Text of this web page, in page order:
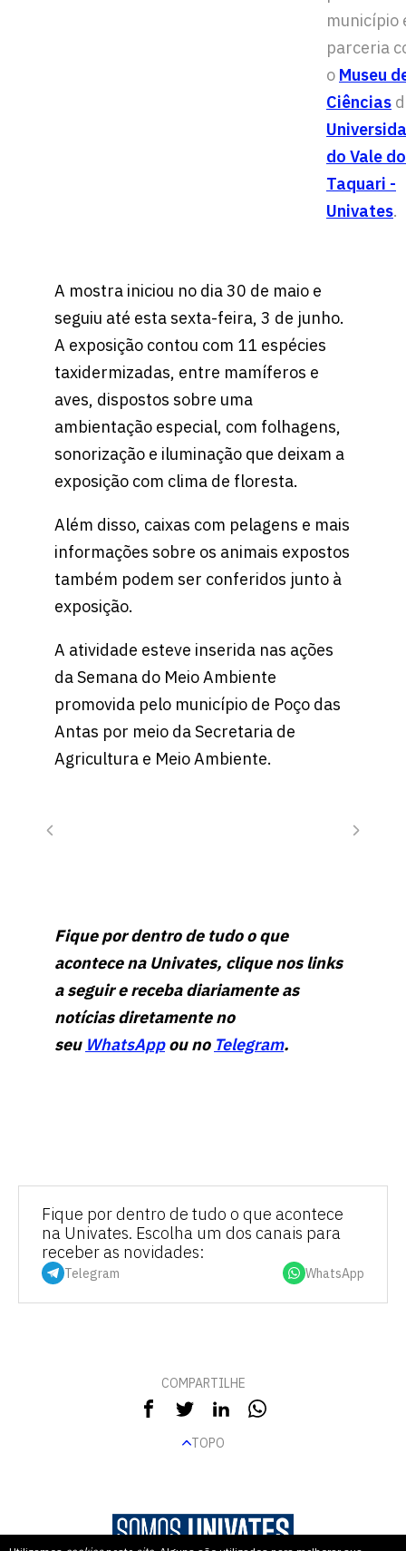
município
parceria
o Museu
Ciências
do Vale do
Taquari -
Univates.
A mostra iniciou no dia 30 de maio e
seguiu até esta sexta-feira, 3 de junho.
A exposição contou com 11 espécies
taxidermizadas, entre mamíferos e
aves, dispostos sobre uma
ambientação especial, com folhagens,
sonorização e iluminação que deixam a
exposição com clima de floresta.
Além disso, caixas com pelagens e mais
informações sobre os animais expostos
também podem ser conferidos junto à
exposição.
A atividade esteve inserida nas ações
da Semana do Meio Ambiente
promovida pelo município de Poço das
Antas por meio da Secretaria de
Agricultura e Meio Ambiente.
Fique por dentro de tudo o que
acontece na Univates, clique nos links
a seguir e receba diariamente as
notícias diretamente no
seu WhatsAppou no Telegram.
Fique por dentro de tudo o que acontece
na Univates. Escolha um dos canais para
receber as novidades:
Telegram WhatsApp
COMPARTILHE
TOPO